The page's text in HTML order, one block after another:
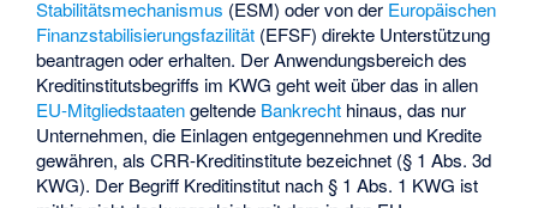
Stabilitätsmechanismus (ESM) oder von der Europäischen
Finanzstabilisierungsfazilität (EFSF) direkte Unterstützung
beantragen oder erhalten. Der Anwendungsbereich des
Kreditinstitutsbegriffs im KWG geht weit über das in allen
EU-Mitgliedstaatengeltende Bankrecht hinaus, das nur
Unternehmen, die Einlagen entgegennehmen und Kredite
gewähren, als CRR-Kreditinstitute bezeichnet (§ 1 Abs. 3d
KWG). Der Begriff Kreditinstitut nach § 1 Abs. 1 KWG ist